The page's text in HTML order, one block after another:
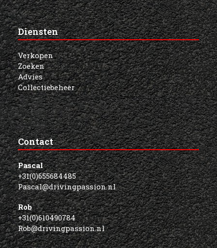
Diensten
Verkopen
Zoeken
Advies
Collectiebeheer
Contact
Pascal
+31(0)655684485
Pascal@drivingpassion.nl
Rob
+31(0)610490784
Rob@drivingpassion.nl